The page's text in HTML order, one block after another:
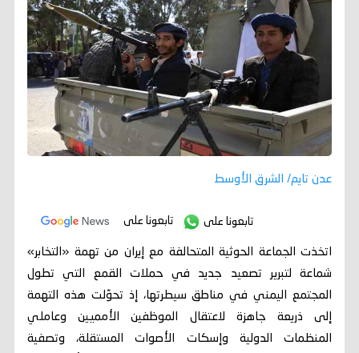
عدن تايم/ الشرق الأوسط
تابعونا على تابعونا على
اتخذت الجماعة الحوثية المتحالفة مع إيران من تهمة «التخابر»
شماعة لتبرير تصعيد جديد في حملات القمع التي تطول
المجتمع اليمني في مناطق سيطرتها، إذ تحوّلت هذه التهمة
إلى ذريعة جاهزة لاعتقال الموظفين الأمميين وعاملي
المنظمات الدولية وإسكات الأصوات المستقلة، وتصفية